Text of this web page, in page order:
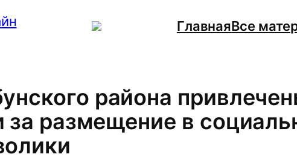
ГлавнаяВсе
района
за размещение в